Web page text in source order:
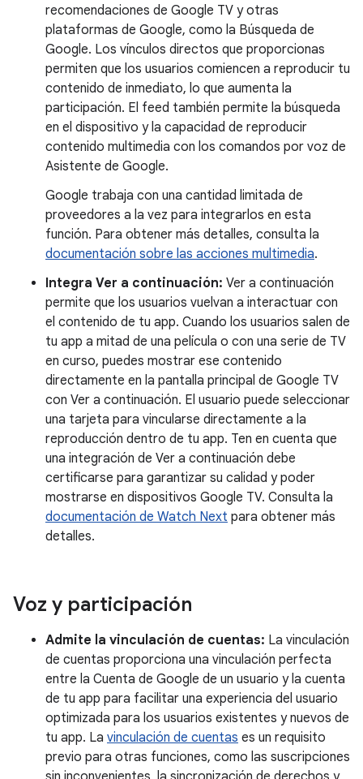
recomendaciones de Google TV y otras
plataformas de Google, como la Búsqueda de
Google. Los vínculos directos que proporcionas
permiten que los usuarios comiencen a reproducir tu
contenido de inmediato, lo que aumenta la
participación. El feed también permite la búsqueda
en el dispositivo y la capacidad de reproducir
contenido multimedia con los comandos por voz de
Asistente de Google.
Google trabaja con una cantidad limitada de
proveedores a la vez para integrarlos en esta
función. Para obtener más detalles, consulta la
documentación sobre las acciones multimedia.
Integra Ver a continuación: Ver a continuación
permite que los usuarios vuelvan a interactuar con
el contenido de tu app. Cuando los usuarios salen de
tu app a mitad de una película o con una serie de TV
en curso, puedes mostrar ese contenido
directamente en la pantalla principal de Google TV
con Ver a continuación. El usuario puede seleccionar
una tarjeta para vincularse directamente a la
reproducción dentro de tu app. Ten en cuenta que
una integración de Ver a continuación debe
certificarse para garantizar su calidad y poder
mostrarse en dispositivos Google TV. Consulta la
documentación de Watch Next para obtener más
detalles.
Voz y participación
Admite la vinculación de cuentas: La vinculación
de cuentas proporciona una vinculación perfecta
entre la Cuenta de Google de un usuario y la cuenta
de tu app para facilitar una experiencia del usuario
optimizada para los usuarios existentes y nuevos de
tu app. La vinculación de cuentas es un requisito
previo para otras funciones, como las suscripciones